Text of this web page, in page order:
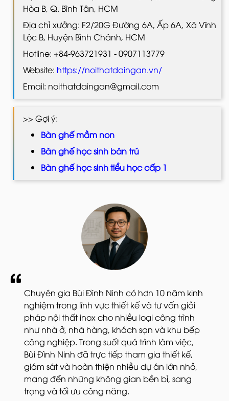
Hòa B, Q. Bình Tân, HCM
Địa chỉ xưởng: F2/20G Đường 6A, Ấp 6A, Xã Vĩnh
Lộc B, Huyện Bình Chánh, HCM
Hotline: +84-963721931 - 0907113779
Website: https://noithatdaingan.vn/
Email: noithatdaingan@gmail.com
>> Gợi ý:
Bàn ghế mầm non
Bàn ghế học sinh bán trú
Bàn ghế học sinh tiểu học cấp 1
Chuyên gia Bùi Đình Ninh có hơn 10 năm kinh
nghiệm trong lĩnh vực thiết kế và tư vấn giải
pháp nội thất inox cho nhiều loại công trình
như nhà ở, nhà hàng, khách sạn và khu bếp
công nghiệp. Trong suốt quá trình làm việc,
Bùi Đình Ninh đã trực tiếp tham gia thiết kế,
giám sát và hoàn thiện nhiều dự án lớn nhỏ,
mang đến những không gian bền bỉ, sang
trọng và tối ưu công năng.